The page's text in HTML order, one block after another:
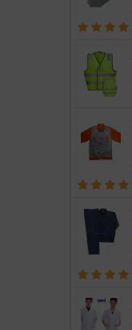
out of 5
out of 5
out of 5